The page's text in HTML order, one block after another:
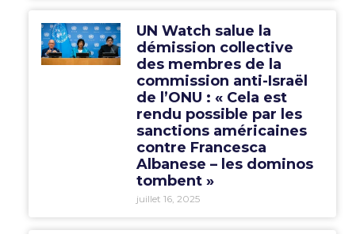
UN Watch salue la
démission collective
des membres de la
commission anti-Israël
de l’ONU : « Cela est
rendu possible par les
sanctions américaines
contre Francesca
Albanese – les dominos
tombent »
juillet 16, 2025